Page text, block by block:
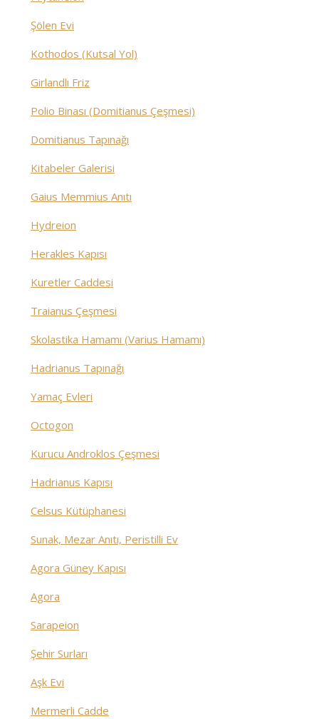
Şölen Evi
Kothodos (Kutsal Yol)
Girlandlı Friz
Polio Binası (Domitianus Çeşmesi)
Domitianus Tapınağı
Kitabeler Galerisi
Gaius Memmius Anıtı
Hydreion
Herakles Kapısı
Kuretler Caddesi
Traianus Çeşmesi
Skolastika Hamamı (Varius Hamamı)
Hadrianus Tapınağı
Yamaç Evleri
Octogon
Kurucu Androklos Çeşmesi
Hadrianus Kapısı
Celsus Kütüphanesi
Sunak, Mezar Anıtı, Peristilli Ev
Agora Güney Kapısı
Agora
Sarapeion
Şehir Surları
Aşk Evi
Mermerli Cadde